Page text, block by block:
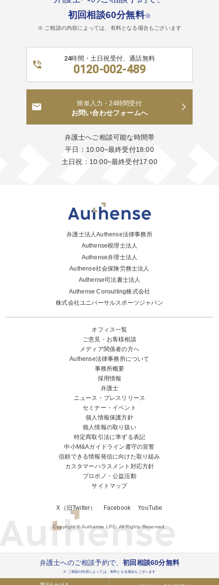
初回相談60分無料※
※ ご相談の内容によっては、有料となる場合もございます
24時間・土日祝受付、通話無料
0120-002-489
簡単入力・24時間受付
お問い合わせフォームへ
弁護士へご相談可能な時間帯
平日：10:00~最終受付18:00
土日祝：10:00~最終受付17:00
弁護士へのご相談予約で、初回相談60分無料
※ ご相談の内容によっては、有料となる場合もございます
弁護士法人Authense法律事務所
Authense税理士法人
Authense弁理士法人
Authense社会保険労務士法人
Authense司法書士法人
Authense Consulting株式会社
株式会社ユニバーサルスポーツジャパン
オフィス一覧
ご意見・お客様相談
メディア関係者の方へ
Authense法律事務所について
事務所概要
採用情報
弁護士
ニュース・プレスリリース
セミナー・イベント
個人情報保護方針
個人情報の取り扱い
特定商取引法に準ずる表記
中小M&Aガイドライン遵守の宣誓
信頼できる情報発信に向けた取り組み
カスタマーハラスメント対応方針
プロボノ・公益活動
サイトマップ
X（旧Twitter） Facebook YouTube
Copyright © Authense LPC. All Rights Reserved.